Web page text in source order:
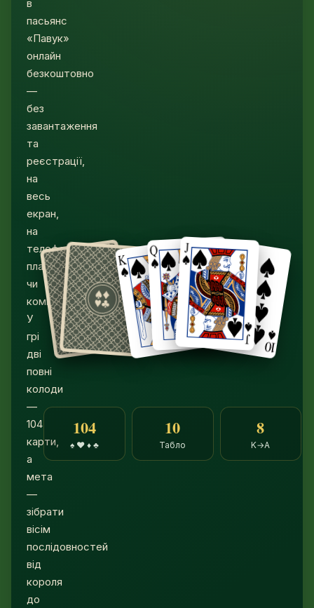
в
пасьянс
«Павук»
онлайн
безкоштовно
—
без
завантаження
та
реєстрації,
на
весь
екран,
на
телефоні,
планшеті
чи
комп'ютері.
У
грі
дві
повні
колоди
—
104
карти,
а
мета
—
зібрати
вісім
послідовностей
від
короля
до
104
♠ ♥ ♦ ♣
10
Табло
8
K→A